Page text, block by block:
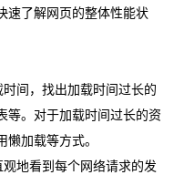
速了解网页的整体性能状
间，找出加载时间过长的
等。对于加载时间过长的资
加载等方式。
地看到每个网络请求的发